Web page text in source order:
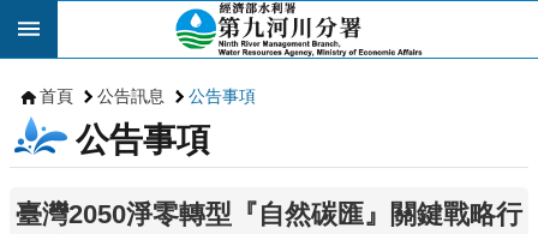
跳到主要內容區塊
首頁 公告訊息 公告事項
公告事項
臺灣2050淨零轉型『自然碳匯』關鍵戰略行